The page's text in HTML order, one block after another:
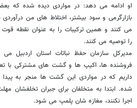
او ادامه می دهد: در مواردی دیده شده که
بازارگرمی و سود بیشتر، اختلاط های من
می کنند و همین ترکیبات را به عنوان نقطه
را توصیه می کنند.
مدیرکل سازمان حفظ نباتات استان اردبیل
فروشنده ها، اکیپ ها و گشت های مشترکی با
داریم که در مواردی این گشت ها منجر به
شده. ابتدا به متخلفان برای جبران تخلفشان
اجرا نکنند، مغازه شان پلمپ می شود.